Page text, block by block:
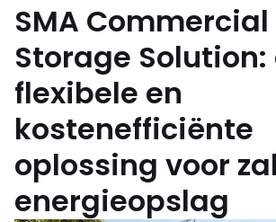
SMA Commercial
Storage Solution:
flexibele en
kostenefficiënte
oplossing voor
energieopslag